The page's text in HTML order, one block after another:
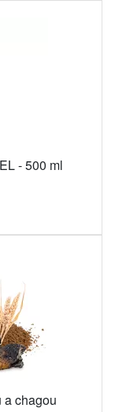
- 500 ml
a chagou